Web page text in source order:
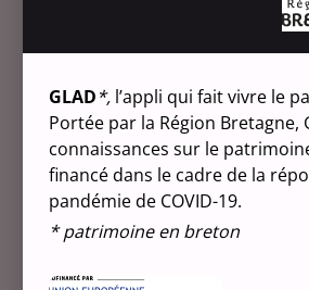
GLAD*, l’appli qui fait vivre le
Portée par la Région
connaissances sur le
financé dans le cadre de la
pandémie de COVID-19.
* patrimoine en breton